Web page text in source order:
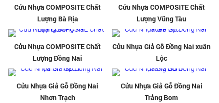
Cửu Nhựa COMPOSITE Chất
Lượng Bà Rịa
Cửu Nhựa COMPOSITE Chất
Lượng Vũng Tàu
Cửu Nhựa COMPOSITE Chất
Lượng Đồng Nai
Cửu Nhựa Giả Gỗ Đồng Nai xuân
Lộc
Cửu Nhựa Giả Gỗ Đồng Nai
Nhơn Trạch
Cửu Nhựa Giả Gỗ Đồng Nai
Trảng Bom